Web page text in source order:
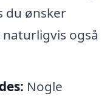
du ønsker
også
Nogle